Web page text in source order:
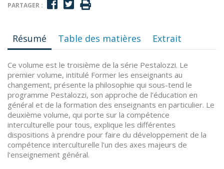
PARTAGER :
Résumé Table des matières Extrait
Ce volume est le troisième de la série Pestalozzi. Le
premier volume, intitulé Former les enseignants au
changement, présente la philosophie qui sous-tend le
programme Pestalozzi, son approche de l’éducation en
général et de la formation des enseignants en particulier. Le
deuxième volume, qui porte sur la compétence
interculturelle pour tous, explique les différentes
dispositions à prendre pour faire du développement de la
compétence interculturelle l’un des axes majeurs de
l’enseignement général.